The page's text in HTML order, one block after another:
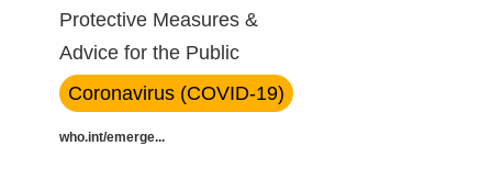
Protective Measures &
Advice for the Public
Coronavirus (COVID-19)
who.int/emerge...